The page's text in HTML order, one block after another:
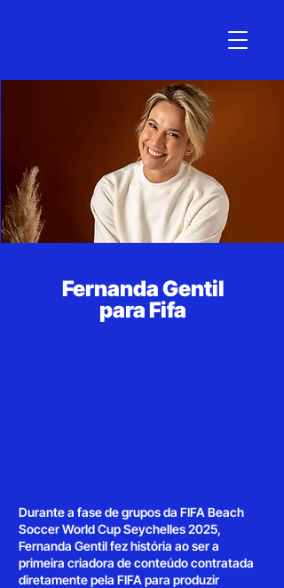
Fernanda Gentil
para Fifa
Durante a fase de grupos da FIFA Beach
Soccer World Cup Seychelles 2025,
Fernanda Gentil fez história ao ser a
primeira criadora de conteúdo contratada
diretamente pela FIFA para produzir